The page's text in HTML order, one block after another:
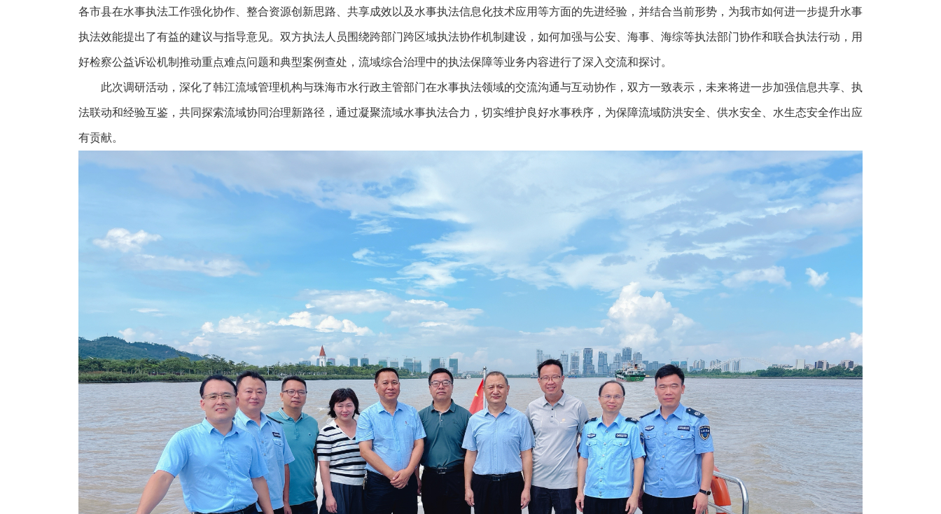
各市县在水事执法工作强化协作、整合资源创新思路、共享成效以及水事执法信息化技术应用等方面的先进经验，并结合当前形势，为我市如何进一步提升水事
执法效能提出了有益的建议与指导意见。双方执法人员围绕跨部门跨区域执法协作机制建设，如何加强与公安、海事、海综等执法部门协作和联合执法行动，用
好检察公益诉讼机制推动重点难点问题和典型案例查处，流域综合治理中的执法保障等业务内容进行了深入交流和探讨。
此次调研活动，深化了韩江流域管理机构与珠海市水行政主管部门在水事执法领域的交流沟通与互动协作，双方一致表示，未来将进一步加强信息共享、执
法联动和经验互鉴，共同探索流域协同治理新路径，通过凝聚流域水事执法合力，切实维护良好水事秩序，为保障流域防洪安全、供水安全、水生态安全作出应
有贡献。